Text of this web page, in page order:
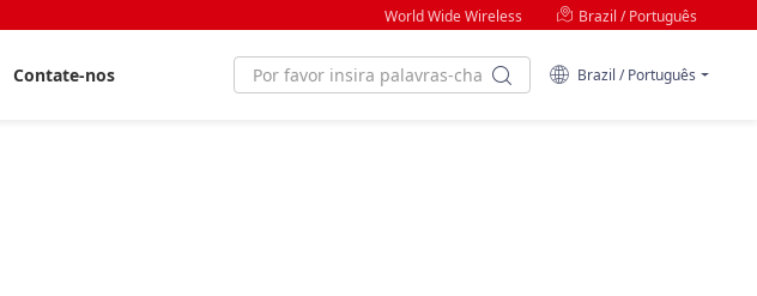
World Wide Wireless Brazil / Português
Contate-nos Brazil / Português